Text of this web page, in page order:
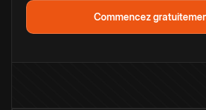
Commencez